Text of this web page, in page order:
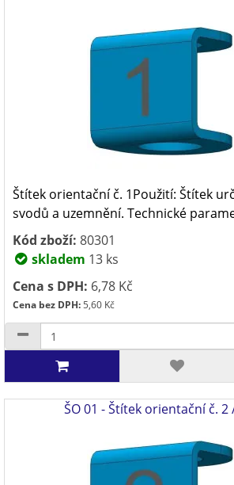
Štítek orientační č. 1Použití: Štítek
svodů a uzemnění. Technické
Kód zboží: 80301
skladem 13 ks
Cena s DPH: 6,78 Kč
Cena bez DPH:5,60 Kč
ŠO 01 - Štítek orientační č. 2